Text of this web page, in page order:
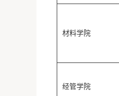
材料学院
经管学院